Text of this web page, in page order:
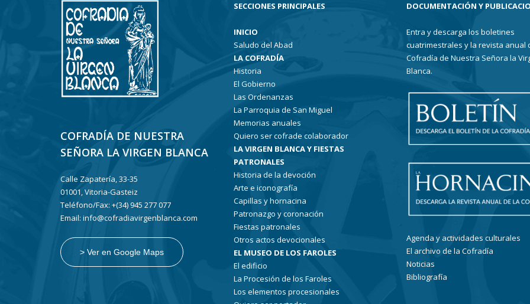
COFRADÍA DE NUESTRA
SEÑORA LA VIRGEN BLANCA
Calle Zapatería, 33-35
01001, Vitoria-Gasteiz
Teléfono/Fax: +(34) 945 277 077
Email: info@cofradiavirgenblanca.com
> Ver en Google Maps
SECCIONES PRINCIPALES
INICIO
Saludo del Abad
LA COFRADÍA
Historia
El Gobierno
Las Ordenanzas
La Parroquia de San Miguel
Memorias anuales
Quiero ser cofrade colaborador
LA VIRGEN BLANCA Y FIESTAS
PATRONALES
Historia de la devoción
Arte e iconografía
Capillas y hornacina
Patronazgo y coronación
Fiestas patronales
Otros actos devocionales
EL MUSEO DE LOS FAROLES
El edificio
La Procesión de los Faroles
Los elementos procesionales
DOCUMENTACIÓN Y
Entra y descarga los boletines
cuatrimestrales y la revista anual
Cofradía de Nuestra Señora la
Blanca.
Agenda y actividades culturales
El archivo de la Cofradía
Noticias
Bibliografía